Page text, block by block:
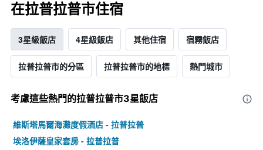
在拉普拉普市​住宿
3星級飯店 4星級飯店 其他住宿 宿霧飯店
拉普拉普市的分區 拉普拉普市的地標 熱門城市
考慮這些熱門的拉普拉普市3星​飯店
維斯塔馬爾海灘度假酒店 - 拉普拉普
埃洛伊薩皇家套房 - 拉普拉普